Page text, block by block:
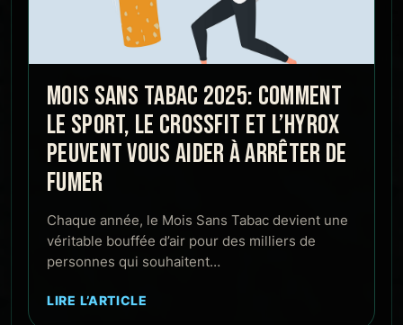
MOIS SANS TABAC 2025: COMMENT
LE SPORT, LE CROSSFIT ET L’HYROX
PEUVENT VOUS AIDER À ARRÊTER DE
FUMER
Chaque année, le Mois Sans Tabac devient une
véritable bouffée d’air pour des milliers de
personnes qui souhaitent…
LIRE L’ARTICLE